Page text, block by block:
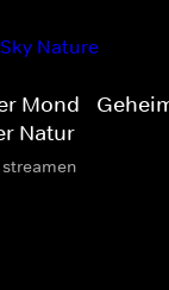
Mond -
Natur
streamen